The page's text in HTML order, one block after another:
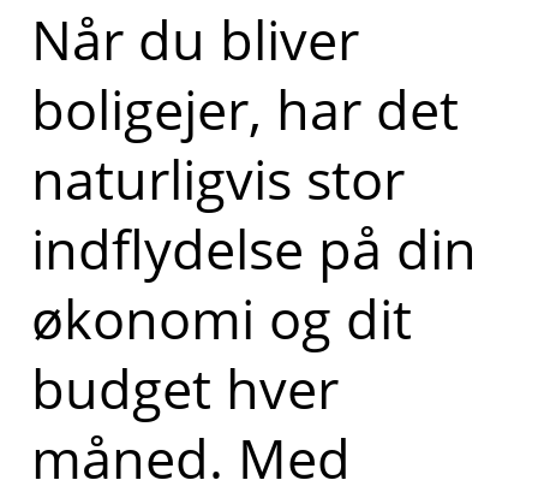
Når du bliver
boligejer, har det
naturligvis stor
indflydelse på din
økonomi og dit
budget hver
måned. Med